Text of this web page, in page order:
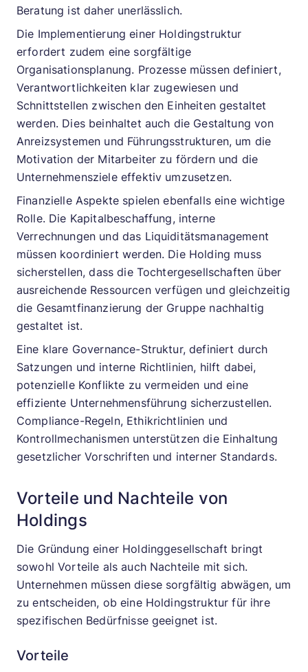
Beratung ist daher unerlässlich.
Die Implementierung einer Holdingstruktur
erfordert zudem eine sorgfältige
Organisationsplanung. Prozesse müssen definiert,
Verantwortlichkeiten klar zugewiesen und
Schnittstellen zwischen den Einheiten gestaltet
werden. Dies beinhaltet auch die Gestaltung von
Anreizsystemen und Führungsstrukturen, um die
Motivation der Mitarbeiter zu fördern und die
Unternehmensziele effektiv umzusetzen.
Finanzielle Aspekte spielen ebenfalls eine wichtige
Rolle. Die Kapitalbeschaffung, interne
Verrechnungen und das Liquiditätsmanagement
müssen koordiniert werden. Die Holding muss
sicherstellen, dass die Tochtergesellschaften über
ausreichende Ressourcen verfügen und gleichzeitig
die Gesamtfinanzierung der Gruppe nachhaltig
gestaltet ist.
Eine klare Governance-Struktur, definiert durch
Satzungen und interne Richtlinien, hilft dabei,
potenzielle Konflikte zu vermeiden und eine
effiziente Unternehmensführung sicherzustellen.
Compliance-Regeln, Ethikrichtlinien und
Kontrollmechanismen unterstützen die Einhaltung
gesetzlicher Vorschriften und interner Standards.
Vorteile und Nachteile von
Holdings
Die Gründung einer Holdinggesellschaft bringt
sowohl Vorteile als auch Nachteile mit sich.
Unternehmen müssen diese sorgfältig abwägen, um
zu entscheiden, ob eine Holdingstruktur für ihre
spezifischen Bedürfnisse geeignet ist.
Vorteile